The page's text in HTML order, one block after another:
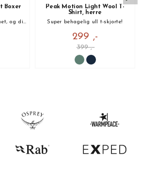
Boxer
Best i test! Uslåelig mykhet, og din nye favoritt!
Peak Motion Light Wool T-
Shirt, herre
Super behagelig ull t-skjorte!
299 ,-
399 ,-